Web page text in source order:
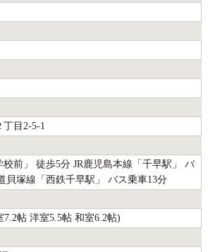
目2-5-1
前」 徒歩5分 JR鹿児島本線「千早駅」 バ
貝塚線「西鉄千早駅」 バス乗車13分
帖 洋室5.5帖 和室6.2帖)